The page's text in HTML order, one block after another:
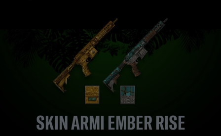
SKIN ARMI EMBER RISE